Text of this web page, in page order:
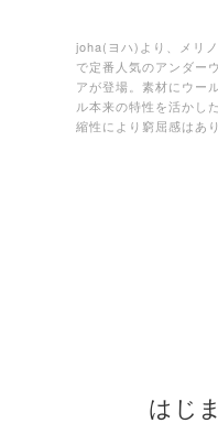
joha(ヨハ)より、メリ
で定番人気のアンダー
アが登場。素材にウー
ル本来の特性を活かし
縮性により窮屈感はあ
はじ